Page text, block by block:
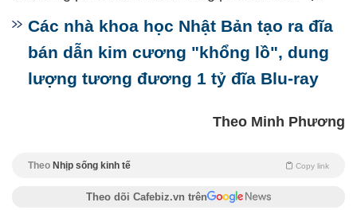
Các nhà khoa học Nhật Bản tạo ra đĩa
bán dẫn kim cương "khổng lồ", dung
lượng tương đương 1 tỷ đĩa Blu-ray
Theo Minh Phương
Theo Nhịp sống kinh tế Copy link
Theo dõi Cafebiz.vn trên